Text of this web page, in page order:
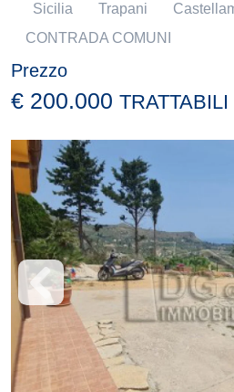
Sicilia Trapani
CONTRADA COMUNI
Prezzo
€ 200.000 TRATTABILI